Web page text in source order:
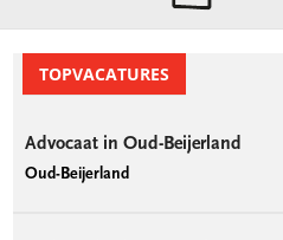
SidebarTOPVACATURES
Advocaat in Oud-Beijerland
Oud-Beijerland